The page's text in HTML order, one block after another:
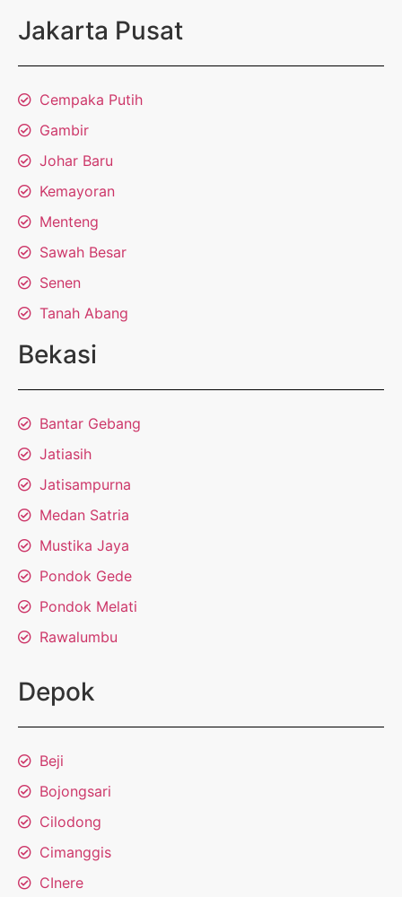
Jakarta Pusat
Cempaka Putih
Gambir
Johar Baru
Kemayoran
Menteng
Sawah Besar
Senen
Tanah Abang
Bekasi
Bantar Gebang
Jatiasih
Jatisampurna
Medan Satria
Mustika Jaya
Pondok Gede
Pondok Melati
Rawalumbu
Depok
Beji
Bojongsari
Cilodong
Cimanggis
CInere